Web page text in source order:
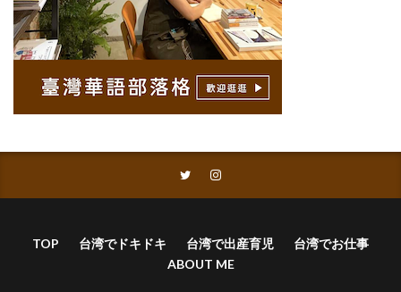
TOP 台湾でドキドキ 台湾で出産育児
台湾でお仕事
ABOUT ME